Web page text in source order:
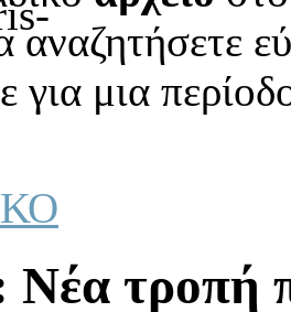
αναζητήσετε
για μια
Νέα τρoπή